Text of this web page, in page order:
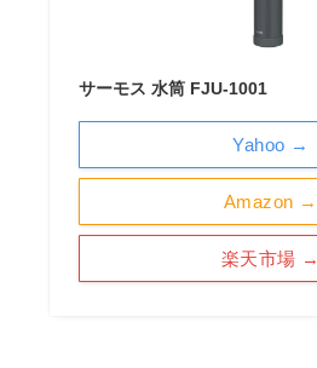
サーモス 水筒 FJU-1001
Amazon →
楽天市場 →
Yahoo →